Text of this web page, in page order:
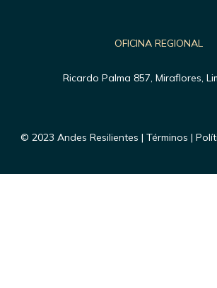
OFICINA REGIONAL
Ricardo Palma 857, Miraflores,
© 2023 Andes Resilientes | Términos |